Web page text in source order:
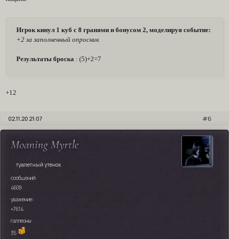
Игрок кинул 1 куб с 8 гранями и бонусом 2, моделируя событие:
+2 за заполненный опросник
Результаты броска : (5)+2=7
+12
6
02.11.20 21:07
Moaning Myrtle
туалетный утенок
сообщений:
4609
уважение:
+7614
галлеоны:
35